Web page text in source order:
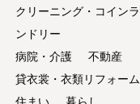
クリーニング・コインラ
ンドリー
病院・介護
不動産
貸衣裳・衣類リフォーム
住まい
暮らし